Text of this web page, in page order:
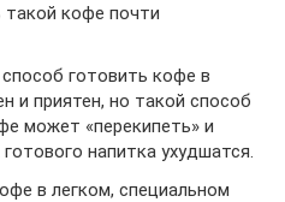
такой кофе почти
готовить кофе в
и приятен, но такой способ
может «перекипеть» и
напитка ухудшатся.
в легком, специальном